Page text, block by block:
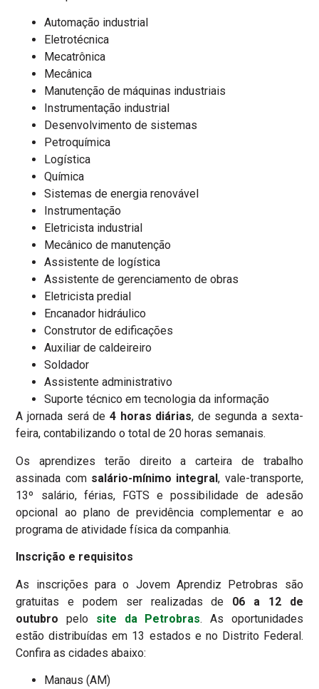
Automação industrial
Eletrotécnica
Mecatrônica
Mecânica
Manutenção de máquinas industriais
Instrumentação industrial
Desenvolvimento de sistemas
Petroquímica
Logística
Química
Sistemas de energia renovável
Instrumentação
Eletricista industrial
Mecânico de manutenção
Assistente de logística
Assistente de gerenciamento de obras
Eletricista predial
Encanador hidráulico
Construtor de edificações
Auxiliar de caldeireiro
Soldador
Assistente administrativo
Suporte técnico em tecnologia da informação
A jornada será de 4 horas diárias, de segunda a sexta-
feira, contabilizando o total de 20 horas semanais.
Os aprendizes terão direito a carteira de trabalho
assinada comsalário-mínimo integral, vale-transporte,
13º salário, férias, FGTS e possibilidade de adesão
opcional ao plano de previdência complementar e ao
programa de atividade física da companhia.
Inscrição e requisitos
As inscrições para o Jovem Aprendiz Petrobras são
gratuitas e podem ser realizadas de 06 a 12 de
outubro pelo site da Petrobras. As oportunidades
estão distribuídas em 13 estados e no Distrito Federal.
Confira as cidades abaixo:
Manaus (AM)